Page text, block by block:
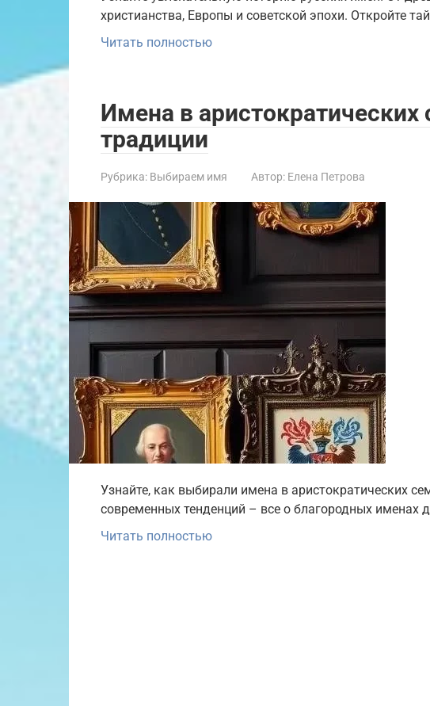
христианства, Европы и советской эпохи. Откройте
Читать полностью
Имена в аристократических
традиции
Рубрика: Выбираем имя Автор: Елена Петрова
Узнайте, как выбирали имена в аристократических
современных тенденций – все о благородных именах
Читать полностью